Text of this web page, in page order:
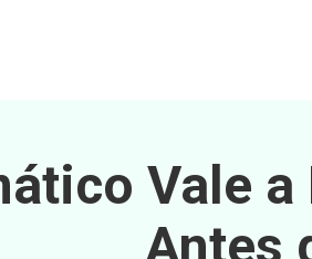
Vale
Antes